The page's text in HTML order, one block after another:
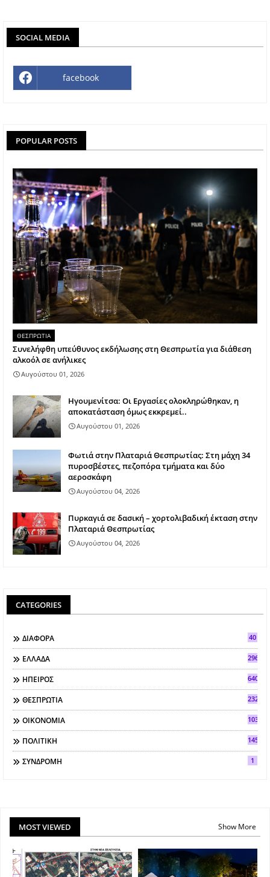
SOCIAL MEDIA
facebook
POPULAR POSTS
ΘΕΣΠΡΩΤΙΑ
Συνελήφθη υπεύθυνος εκδήλωσης στη Θεσπρωτία για διάθεση
αλκοόλ σε ανήλικες
Αυγούστου 01, 2026
Ηγουμενίτσα: Οι Εργασίες ολοκληρώθηκαν, η
αποκατάσταση όμως εκκρεμεί..
Αυγούστου 01, 2026
Φωτιά στην Πλαταριά Θεσπρωτίας: Στη μάχη 34
πυροσβέστες, πεζοπόρα τμήματα και δύο
αεροσκάφη
Αυγούστου 04, 2026
Πυρκαγιά σε δασική – χορτολιβαδική έκταση στην
Πλαταριά Θεσπρωτίας
Αυγούστου 04, 2026
CATEGORIES
ΔΙΑΦΟΡΑ 40
ΕΛΛΑΔΑ 296
ΗΠΕΙΡΟΣ 640
ΘΕΣΠΡΩΤΙΑ 2321
ΟΙΚΟΝΟΜΙΑ 103
ΠΟΛΙΤΙΚΗ 145
ΣΥΝΔΡΟΜΗ 1
MOST VIEWED Show More